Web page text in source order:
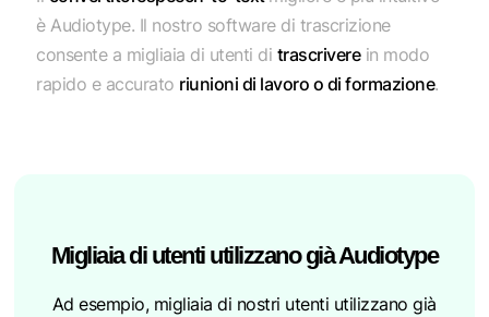
è Audiotype. Il nostro software di trascrizione
consente a migliaia di utenti di trascriverein modo
rapido e accurato riunioni di lavoro o di formazione.
Migliaia di utenti utilizzano già Audiotype
Ad esempio, migliaia di nostri utenti utilizzano già